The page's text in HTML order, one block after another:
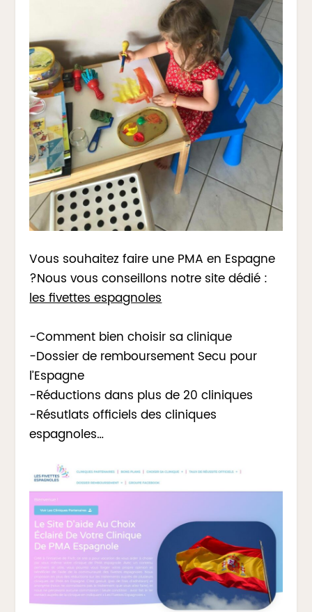
Vous souhaitez faire une PMA en Espagne
?Nous vous conseillons notre site dédié :
les fivettes espagnoles
-Comment bien choisir sa clinique
-Dossier de remboursement Secu pour
l’Espagne
-Réductions dans plus de 20 cliniques
-Résutlats officiels des cliniques
espagnoles…